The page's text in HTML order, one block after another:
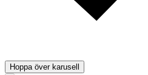
Hoppa över karusell